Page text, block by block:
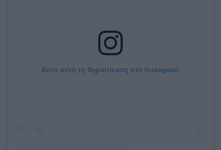
Δείτε αυτή τη δημοσίευση στο Instagram.